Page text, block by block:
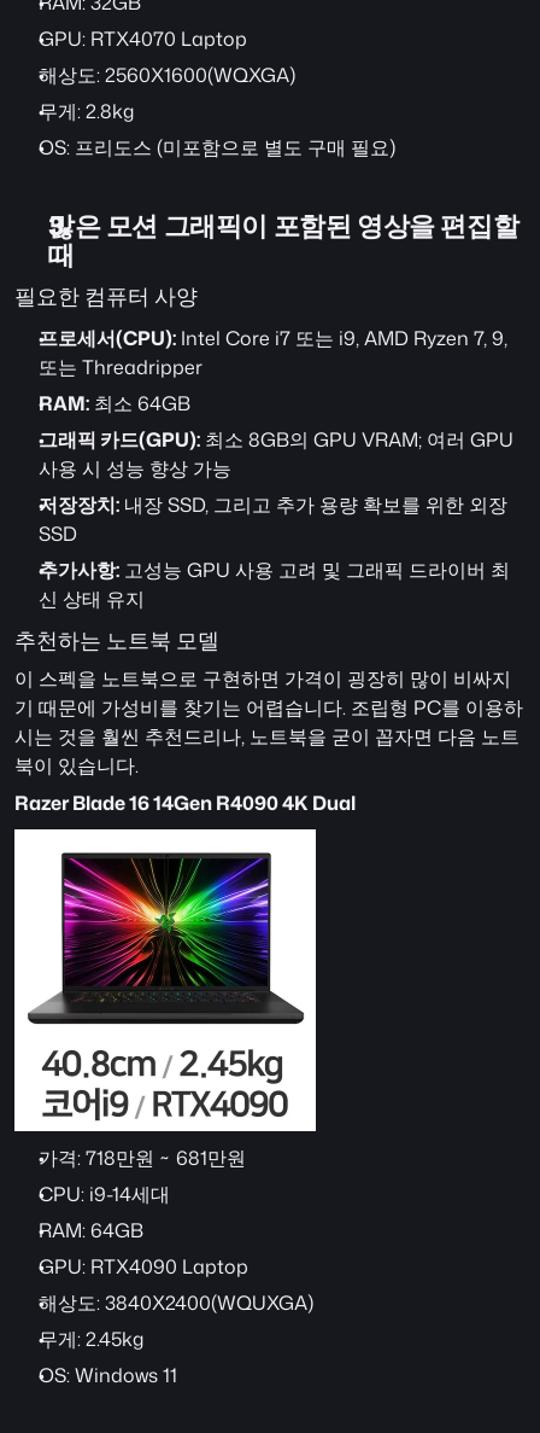
GPU: RTX4070 Laptop
해상도: 2560X1600(WQXGA)
무게: 2.8kg
OS: 프리도스 (미포함으로 별도 구매 필요)
많은 모션 그래픽이 포함된 영상을 편집할
때
필요한 컴퓨터 사양
프로세서(CPU): Intel Core i7 또는 i9, AMD Ryzen 7, 9,
또는 Threadripper
RAM: 최소 64GB
그래픽 카드(GPU): 최소 8GB의 GPU VRAM; 여러 GPU
사용 시 성능 향상 가능
저장장치: 내장 SSD, 그리고 추가 용량 확보를 위한 외장
SSD
추가사항: 고성능 GPU 사용 고려 및 그래픽 드라이버 최
신 상태 유지
추천하는 노트북 모델
이 스펙을 노트북으로 구현하면 가격이 굉장히 많이 비싸지
기 때문에 가성비를 찾기는 어렵습니다. 조립형 PC를 이용하
시는 것을 훨씬 추천드리나, 노트북을 굳이 꼽자면 다음 노트
북이 있습니다.
Razer Blade 16 14Gen R4090 4K Dual
가격: 718만원 ~ 681만원
CPU: i9-14세대
RAM: 64GB
GPU: RTX4090 Laptop
해상도: 3840X2400(WQUXGA)
무게: 2.45kg
OS: Windows 11